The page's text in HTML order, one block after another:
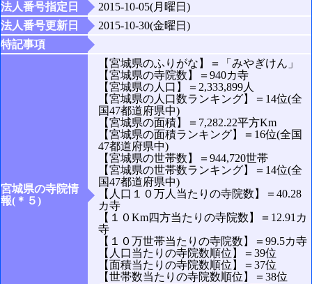
法人番号指定日
2015-10-05(月曜日)
法人番号更新日
2015-10-30(金曜日)
特記事項
宮城県の寺院情
報(＊５)
【宮城県のふりがな】＝「みやぎけん」
【宮城県の寺院数】＝940カ寺
【宮城県の人口】＝2,333,899人
【宮城県の人口数ランキング】＝14位(全
国47都道府県中)
【宮城県の面積】＝7,282.22平方Km
【宮城県の面積ランキング】＝16位(全国
47都道府県中)
【宮城県の世帯数】＝944,720世帯
【宮城県の世帯数ランキング】＝14位(全
国47都道府県中)
【人口１０万人当たりの寺院数】＝40.28
カ寺
【１０Km四方当たりの寺院数】＝12.91カ
寺
【１０万世帯当たりの寺院数】＝99.5カ寺
【人口当たりの寺院数順位】＝39位
【面積当たりの寺院数順位】＝37位
【世帯数当たりの寺院数順位】＝38位